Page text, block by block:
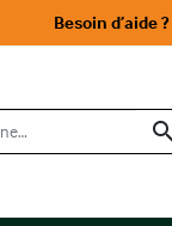
Besoin d’aide ?